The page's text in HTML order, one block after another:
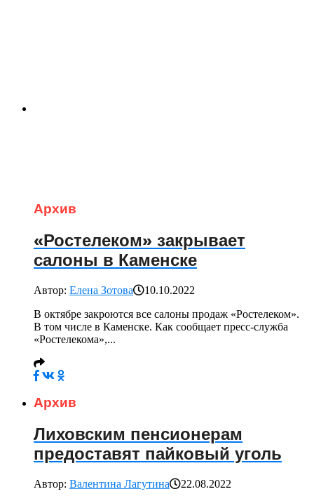
Архив
«Ростелеком» закрывает
салоны в Каменске
Автор: Елена Зотова
10.10.2022
В октябре закроются все салоны продаж «Ростелеком».
В том числе в Каменске. Как сообщает пресс-служба
«Ростелекома»,...
Архив
Лиховским пенсионерам
предоставят пайковый уголь
Автор: Валентина Лагутина
22.08.2022